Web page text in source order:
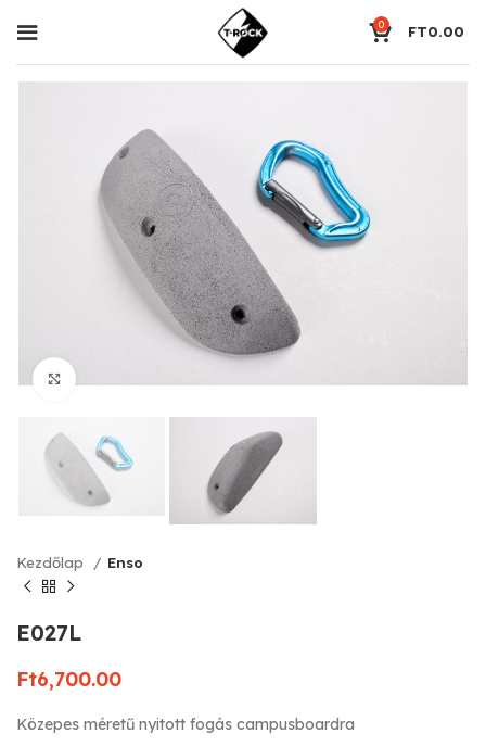
0 FT0.00
Kezdőlap Enso
E027L
Ft6,700.00
Közepes méretű nyitott fogás campusboardra